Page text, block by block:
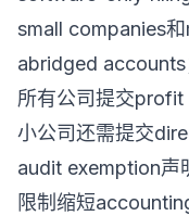
small companies
abridged accounts
所有公司提交profit
小公司还需提交
audit exemption声
限制缩短